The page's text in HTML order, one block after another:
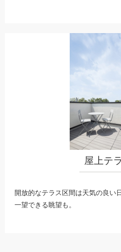
屋上テ
開放的なテラス区間は天気の良い
一望できる眺望も。